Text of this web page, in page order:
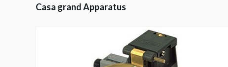
Casa grand Apparatus